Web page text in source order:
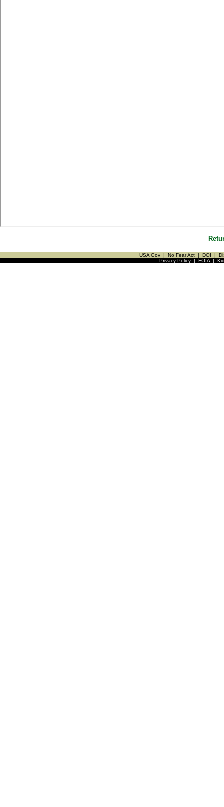
USA Gov | No Fear Act | DOI |
Privacy Policy| FOIA|